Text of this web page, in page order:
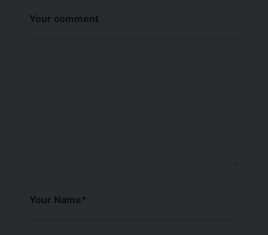
Your comment
Your Name*